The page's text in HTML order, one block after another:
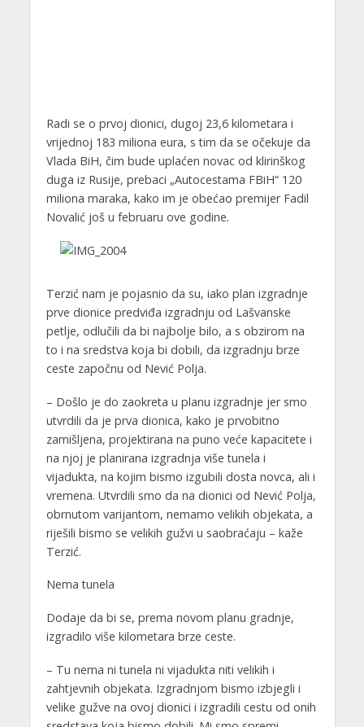
Radi se o prvoj dionici, dugoj 23,6 kilometara i
vrijednoj 183 miliona eura, s tim da se očekuje da
Vlada BiH, čim bude uplaćen novac od klirinškog
duga iz Rusije, prebaci „Autocestama FBiH“ 120
miliona maraka, kako im je obećao premijer Fadil
Novalić još u februaru ove godine.
Terzić nam je pojasnio da su, iako plan izgradnje
prve dionice predviđa izgradnju od Lašvanske
petlje, odlučili da bi najbolje bilo, a s obzirom na
to i na sredstva koja bi dobili, da izgradnju brze
ceste započnu od Nević Polja.
– Došlo je do zaokreta u planu izgradnje jer smo
utvrdili da je prva dionica, kako je prvobitno
zamišljena, projektirana na puno veće kapacitete i
na njoj je planirana izgradnja više tunela i
vijadukta, na kojim bismo izgubili dosta novca, ali i
vremena. Utvrdili smo da na dionici od Nević Polja,
obrnutom varijantom, nemamo velikih objekata, a
riješili bismo se velikih gužvi u saobraćaju – kaže
Terzić.
Nema tunela
Dodaje da bi se, prema novom planu gradnje,
izgradilo više kilometara brze ceste.
– Tu nema ni tunela ni vijadukta niti velikih i
zahtjevnih objekata. Izgradnjom bismo izbjegli i
velike gužve na ovoj dionici i izgradili cestu od onih